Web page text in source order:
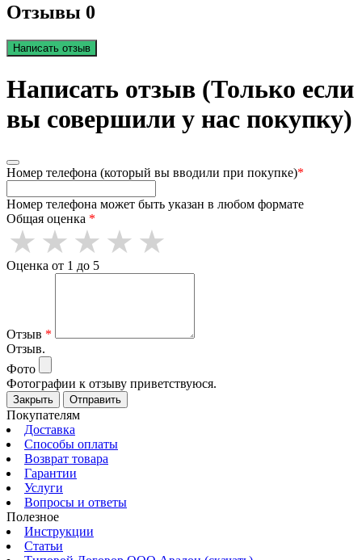
Отзывы 0
Написать отзыв
Написать отзыв (Только если
вы совершили у нас покупку)
Номер телефона (который вы вводили при покупке)*
Номер телефона может быть указан в любом формате
Общая оценка *
Оценка от 1 до 5
Отзыв *
Отзыв.
Фото
Фотографии к отзыву приветствуюся.
Закрыть Отправить
Покупателям
Доставка
Способы оплаты
Возврат товара
Гарантии
Услуги
Вопросы и ответы
Полезное
Инструкции
Статьи